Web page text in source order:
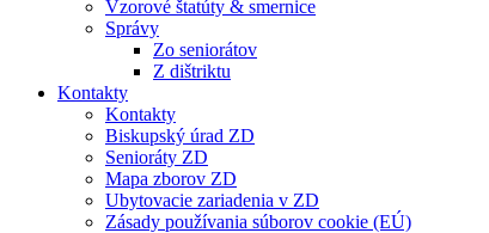
Vzorové štatúty & smernice
Správy
Zo seniorátov
Z dištriktu
Kontakty
Kontakty
Biskupský úrad ZD
Senioráty ZD
Mapa zborov ZD
Ubytovacie zariadenia v ZD
Zásady používania súborov cookie (EÚ)